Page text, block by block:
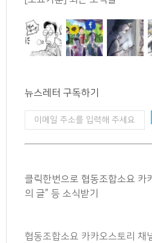
뉴스레터 구독하기
클릭한번으로 협동조합소요 카
의 글” 등 소식받기
협동조합소요 카카오스토리 채